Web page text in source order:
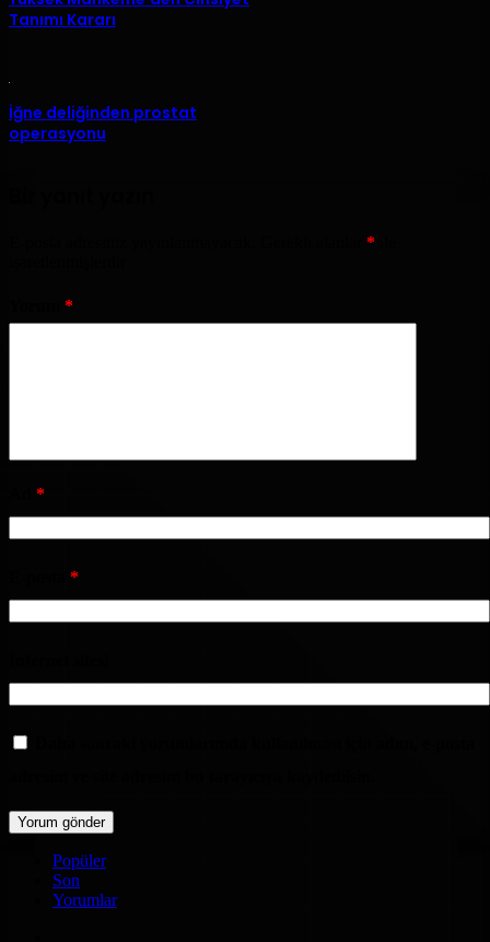
Tanımı Kararı
İğne deliğinden prostat
operasyonu
*
*
*
*
Popüler
Son
Yorumlar